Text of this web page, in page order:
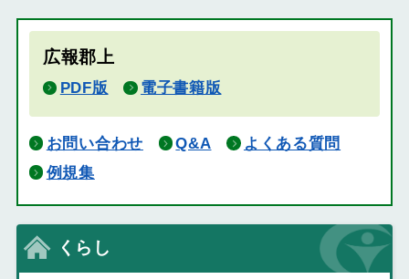
広報郡上
PDF版 電子書籍版
お問い合わせ Q&A
よくある質問
例規集
くらし